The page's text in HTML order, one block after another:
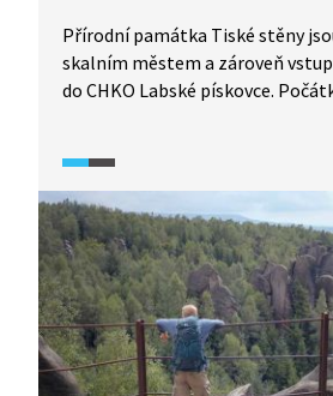
Přírodní památka Tiské stěny
skalním městem a zároveň
do CHKO Labské pískovce.
do oblasti bez průvodce zakázán.
stěnách vedou dva turistické
možné pozorovat rozmanité